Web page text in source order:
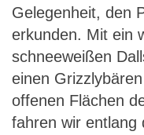
Gelegenheit, den
erkunden. Mit ein
schneeweißen
einen
offenen Flächen
fahren wir entlang